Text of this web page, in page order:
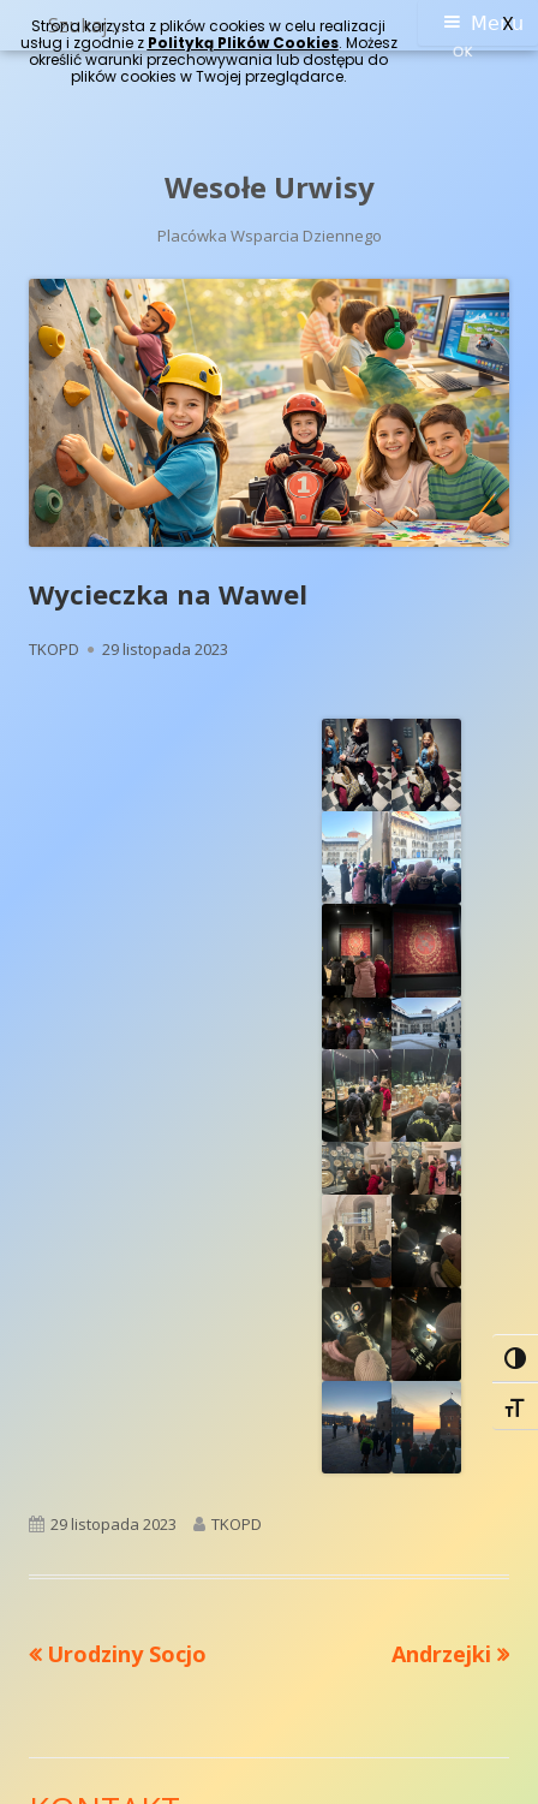
Wesołe Urwisy
Placówka Wsparcia Dziennego
Menu
główne
Menu
Szukaj:
Wycieczka na Wawel
Autor
TKOPD Opublikowano
29 listopada 2023
Opublikowano
29 listopada 2023 Autor
TKOPD
Nawigacja
Poprzedni
Urodziny Socjo
Następny
Andrzejki
Strona korzysta z plików cookies w celu realizacji
usług i zgodnie z Polityką Plików Cookies. Możesz
określić warunki przechowywania lub dostępu do
plików cookies w Twojej przeglądarce.
OK
X